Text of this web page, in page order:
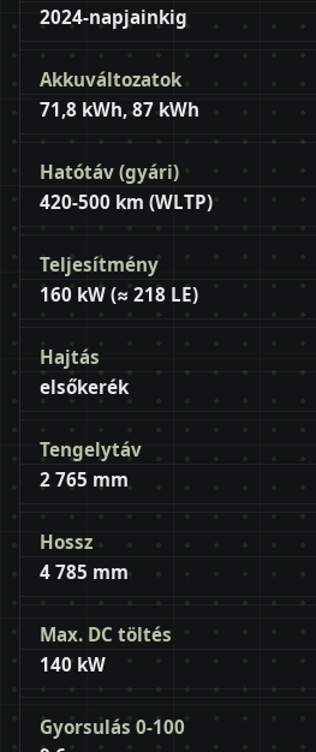
2024-napjainkig
Akkuváltozatok
71,8 kWh, 87 kWh
Hatótáv (gyári)
420-500 km (WLTP)
Teljesítmény
160 kW (≈ 218 LE)
Hajtás
elsőkerék
Tengelytáv
2 765 mm
Hossz
4 785 mm
Max. DC töltés
140 kW
Gyorsulás 0-100